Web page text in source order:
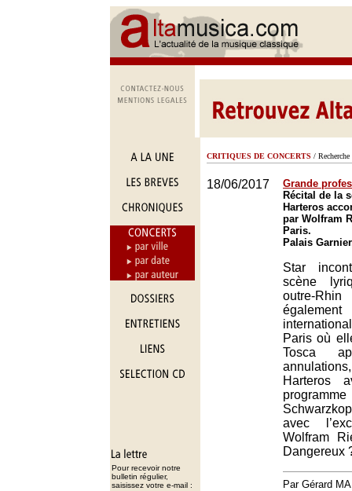
Pour recevoir notre
bulletin régulier,
saisissez votre e-mail :
CRITIQUES DE CONCERTS / Recherche
18/06/2017
Grande
Récital de la
Harteros
par Wolfram
Paris.
Palais
Star
scène
outre-
Paris où
Tosca
Harteros
avec
Wolfram
Dangereux
Par Gérard